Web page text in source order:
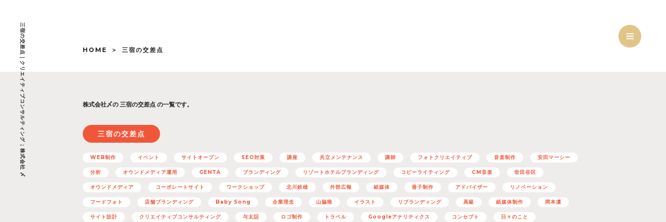
三宿の交差点｜クリエイティブコンサルティング ; 株式会社 〆 HOME 三宿の交差点
株式会社〆の 三宿の交差点 の一覧です。
三宿の交差点
WEB制作 イベント サイトオープン SEO対策 講座 共立メンテナンス 講師 フォトクリエイティブ 音楽制作 安田マーシー
分析 オウンドメディア運用 GENTA ブランディング リゾートホテルブランディング コピーライティング CM音楽 世田谷区
オウンドメディア コーポレートサイト ワークショップ 北川鉄雄 外部広報 紙媒体 冊子制作 アドバイザー リノベーション
フードフォト 店舗ブランディング Baby Song 企業理念 山脇唯 イラスト リブランディング 高級 紙媒体制作 岡本凛
サイト設計 クリエイティブコンサルティング 与太話 ロゴ制作 トラベル Googleアナリティクス コンセプト 日々のこと